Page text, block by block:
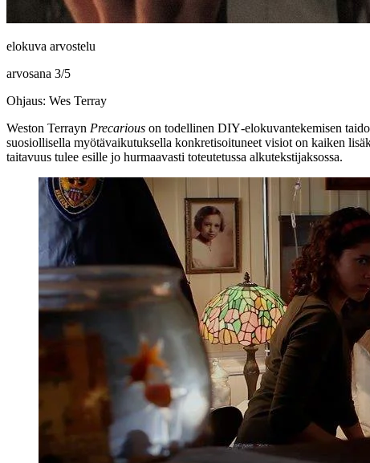
elokuva arvostelu
arvosana 3/5
Ohjaus: Wes Terray
Weston Terrayn Precarious on todellinen DIY‑elokuvantekemisen
suosiollisella myötävaikutuksella konkretisoituneet visiot on kaiken
taitavuus tulee esille jo hurmaavasti toteutetussa alkutekstijaksossa.